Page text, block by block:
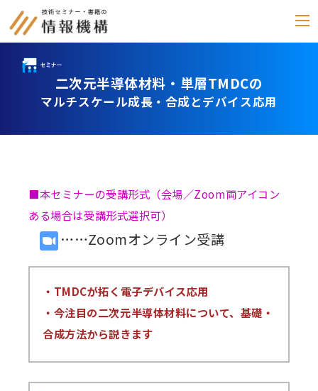
セミナー
e-ラーニング
「化学物質管理」
動画配信・DVD
カテゴリー別
(社内研修)
二次元半導体材料・単層TMDCの
マルチスケール成長・合成とデバイス応用
■本セミナーの受講形式（会場／Zoom両アイコン
ある場合は受講形式選択可）
……Zoomオンライン受講
・TMDCが拓く電子デバイス応用
・今注目の二次元半導体材料について、基礎・
合成方法から説きます